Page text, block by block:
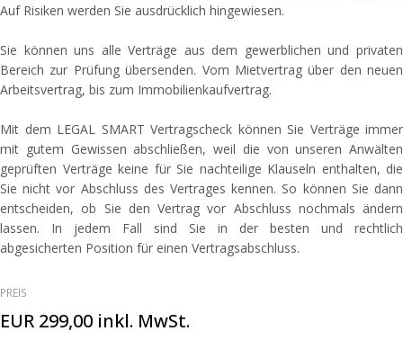
Auf Risiken werden Sie ausdrücklich hingewiesen.
Sie können uns alle Verträge aus dem gewerblichen und privaten
Bereich zur Prüfung übersenden. Vom Mietvertrag über den neuen
Arbeitsvertrag, bis zum Immobilienkaufvertrag.
Mit dem LEGAL SMART Vertragscheck können Sie Verträge immer
mit gutem Gewissen abschließen, weil die von unseren Anwälten
geprüften Verträge keine für Sie nachteilige Klauseln enthalten, die
Sie nicht vor Abschluss des Vertrages kennen. So können Sie dann
entscheiden, ob Sie den Vertrag vor Abschluss nochmals ändern
lassen. In jedem Fall sind Sie in der besten und rechtlich
abgesicherten Position für einen Vertragsabschluss.
PREIS
EUR 299,00 inkl. MwSt.